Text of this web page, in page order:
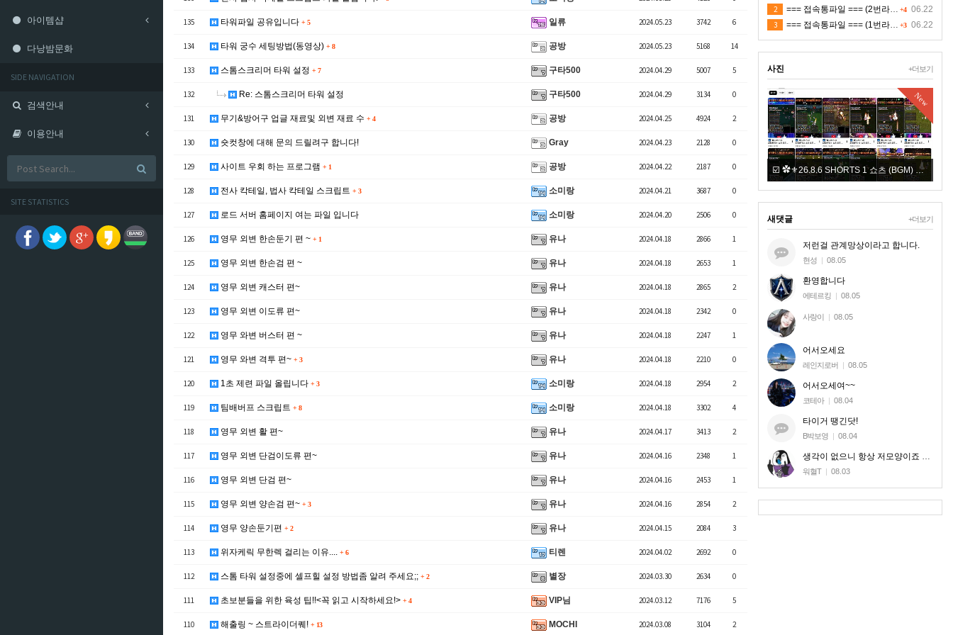
아이템샵
다낭밤문화
SIDE NAVIGATION
검색안내
이용안내
SITE STATISTICS
135 타워파일 공유입니다 + 5 일류 2024.05.23 3742 6
134 타워 궁수 세팅방법(동영상) + 8 공방 2024.05.23 5168 14
133 스톰스크리머 타워 설정 + 7 구타500 2024.04.29 5007 5
132 Re: 스톰스크리머 타워 설정 구타500 2024.04.29 3134 0
131 무기&방어구 업글 재료및 외변 재료 수 + 4 공방 2024.04.25 4924 2
130 숏컷창에 대해 문의 드릴려구 합니다! Gray 2024.04.23 2128 0
129 사이트 우회 하는 프로그램 + 1 공방 2024.04.22 2187 0
128 전사 칵테일, 법사 칵테일 스크립트 + 3 소미랑 2024.04.21 3687 0
127 로드 서버 홈페이지 여는 파일 입니다 소미랑 2024.04.20 2506 0
126 영무 외변 한손둔기 편 ~ + 1 유나 2024.04.18 2866 1
125 영무 외변 한손검 편 ~ 유나 2024.04.18 2653 1
124 영무 외변 캐스터 편~ 유나 2024.04.18 2865 2
123 영무 외변 이도류 편~ 유나 2024.04.18 2342 0
122 영무 와변 버스터 편 ~ 유나 2024.04.18 2247 1
121 영무 와변 격투 편~ + 3 유나 2024.04.18 2210 0
120 1초 제련 파일 올립니다 + 3 소미랑 2024.04.18 2954 2
119 팀배버프 스크립트 + 8 소미랑 2024.04.18 3302 4
118 영무 외변 활 편~ 유나 2024.04.17 3413 2
117 영무 외변 단검이도류 편~ 유나 2024.04.16 2348 1
116 영무 외변 단검 편~ 유나 2024.04.16 2453 1
115 영무 외변 양손검 편~ + 3 유나 2024.04.16 2854 2
114 영무 양손둔기편 + 2 유나 2024.04.15 2084 3
113 위자케릭 무한렉 걸리는 이유.... + 6 티렌 2024.04.02 2692 0
112 스톰 타워 설정중에 셀프힐 설정 방법좀 알려 주세요;; + 2 별장 2024.03.30 2634 0
111 초보분들을 위한 육성 팁!!<꼭 읽고 시작하세요!> + 4 VIP님 2024.03.12 7176 5
110 해출링 ~ 스트라이더퀘! + 13 MOCHI 2024.03.08 3104 2
+4 06.22
2 === 접속통파일 === (2번라인)
+3 06.22
3 === 접속통파일 === (1번라인)
+더보기
사진
New
☑️ ✿⚜26.8.6 SHORTS 1 쇼츠 (BGM) ⚜✿
+더보기
새댓글
저런걸 관계망상이라고 합니다.
현성 | 08.05
환영합니다
에테르킹 | 08.05
사랑이 | 08.05
어서오세요
레인지로버 | 08.05
어서오세여~~
코테아 | 08.04
타이거 땡긴닷!
B박보영 | 08.04
워혈T | 08.03